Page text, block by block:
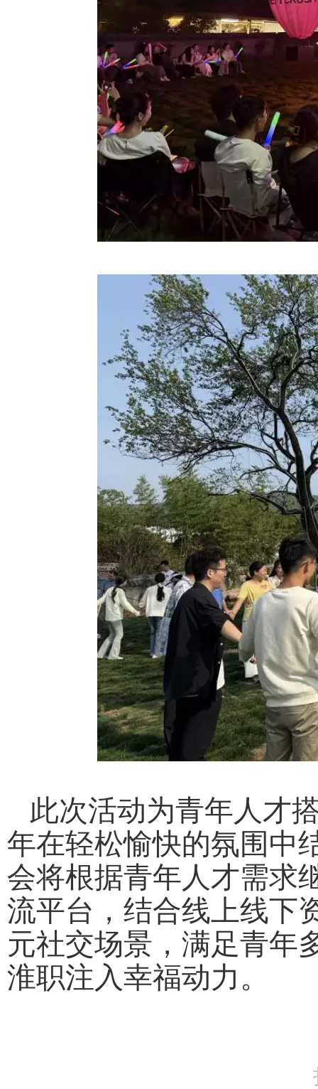
此次活动为青年人才
年在轻松愉快的氛围中
会将根据青年人才需求
流平台，结合线上线下
元社交场景，满足青年
淮职注入幸福动力。